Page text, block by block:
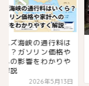
ムズ海峡の通行料は
ら？ガソリン価格や
への影響をわかりや
解説
2026年5月13日